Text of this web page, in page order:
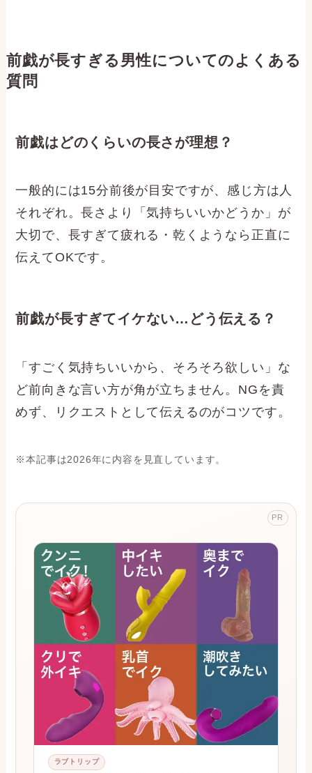
前戯が長すぎる男性についてのよくある
質問
前戯はどのくらいの長さが理想？
一般的には15分前後が目安ですが、感じ方は人
それぞれ。長さより「気持ちいいかどうか」が
大切で、長すぎて疲れる・乾くようなら正直に
伝えてOKです。
前戯が長すぎてイケない…どう伝える？
「すごく気持ちいいから、そろそろ欲しい」な
ど前向きな言い方が角が立ちません。NGを責
めず、リクエストとして伝えるのがコツです。
※本記事は2026年に内容を見直しています。
PR
ラブトリップ